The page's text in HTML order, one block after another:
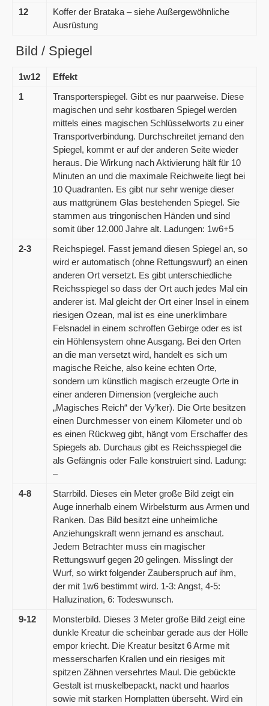
12
Koffer der Brataka – siehe Außergewöhnliche
Ausrüstung
Bild / Spiegel
1w12
Effekt
1
Transporterspiegel. Gibt es nur paarweise. Diese
magischen und sehr kostbaren Spiegel werden
mittels eines magischen Schlüsselworts zu einer
Transportverbindung. Durchschreitet jemand den
Spiegel, kommt er auf der anderen Seite wieder
heraus. Die Wirkung nach Aktivierung hält für 10
Minuten an und die maximale Reichweite liegt bei
10 Quadranten. Es gibt nur sehr wenige dieser
aus mattgrünem Glas bestehenden Spiegel. Sie
stammen aus tringonischen Händen und sind
somit über 12.000 Jahre alt. Ladungen: 1w6+5
2-3
Reichspiegel. Fasst jemand diesen Spiegel an, so
wird er automatisch (ohne Rettungswurf) an einen
anderen Ort versetzt. Es gibt unterschiedliche
Reichsspiegel so dass der Ort auch jedes Mal ein
anderer ist. Mal gleicht der Ort einer Insel in einem
riesigen Ozean, mal ist es eine unerklimbare
Felsnadel in einem schroffen Gebirge oder es ist
ein Höhlensystem ohne Ausgang. Bei den Orten
an die man versetzt wird, handelt es sich um
magische Reiche, also keine echten Orte,
sondern um künstlich magisch erzeugte Orte in
einer anderen Dimension (vergleiche auch
„Magisches Reich“ der Vy’ker). Die Orte besitzen
einen Durchmesser von einem Kilometer und ob
es einen Rückweg gibt, hängt vom Erschaffer des
Spiegels ab. Durchaus gibt es Reichsspiegel die
als Gefängnis oder Falle konstruiert sind. Ladung:
–
4-8
Starrbild. Dieses ein Meter große Bild zeigt ein
Auge innerhalb einem Wirbelsturm aus Armen und
Ranken. Das Bild besitzt eine unheimliche
Anziehungskraft wenn jemand es anschaut.
Jedem Betrachter muss ein magischer
Rettungswurf gegen 20 gelingen. Misslingt der
Wurf, so wirkt folgender Zauberspruch auf ihm,
der mit 1w6 bestimmt wird. 1-3: Angst, 4-5:
Halluzination, 6: Todeswunsch.
9-12
Monsterbild. Dieses 3 Meter große Bild zeigt eine
dunkle Kreatur die scheinbar gerade aus der Hölle
empor kriecht. Die Kreatur besitzt 6 Arme mit
messerscharfen Krallen und ein riesiges mit
spitzen Zähnen versehrtes Maul. Die gebückte
Gestalt ist muskelbepackt, nackt und haarlos
sowie mit starken Hornplatten überseht. Wird ein